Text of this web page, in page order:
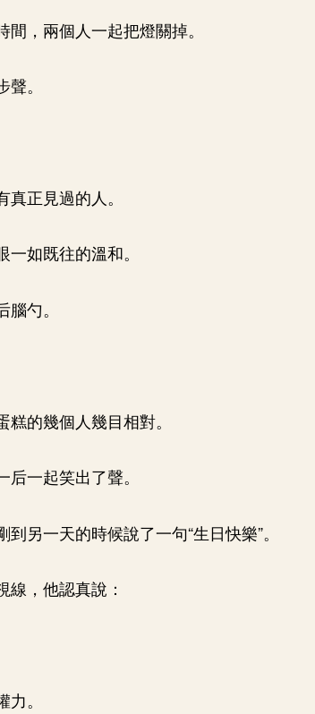
，兩個人一起把燈關掉。
。
正見過的人。
如既往的溫和。
勺。
的幾個人幾目相對。
一起笑出了聲。
另一天的時候說了一句“生日快樂”。
，他認真說：
。